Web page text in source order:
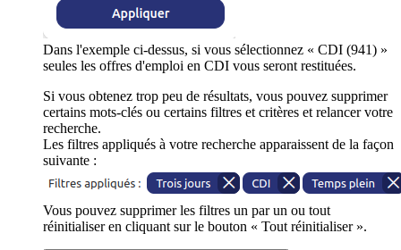
Dans l'exemple ci-dessus, si vous sélectionnez « CDI (941) »
seules les offres d'emploi en CDI vous seront restituées.
Si vous obtenez trop peu de résultats, vous pouvez supprimer
certains mots-clés ou certains filtres et critères et relancer votre
recherche.
Les filtres appliqués à votre recherche apparaissent de la façon
suivante :
Vous pouvez supprimer les filtres un par un ou tout
réinitialiser en cliquant sur le bouton « Tout réinitialiser ».